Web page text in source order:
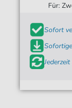
Für:
Sofort